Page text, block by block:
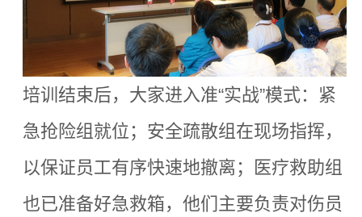
培训结束后，大家进入准“实战”模式：紧
急抢险组就位；安全疏散组在现场指挥，
以保证员工有序快速地撤离；医疗救助组
也已准备好急救箱，他们主要负责对伤员